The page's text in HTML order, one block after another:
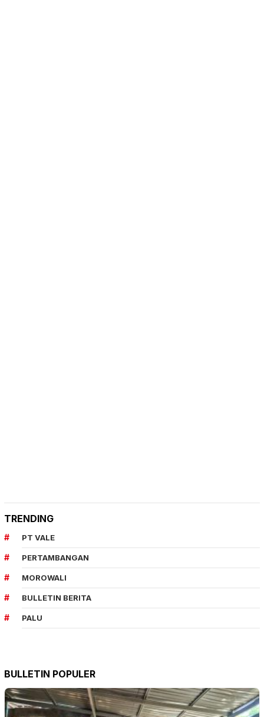
TRENDING
PT VALE
PERTAMBANGAN
MOROWALI
BULLETIN BERITA
PALU
BULLETIN POPULER